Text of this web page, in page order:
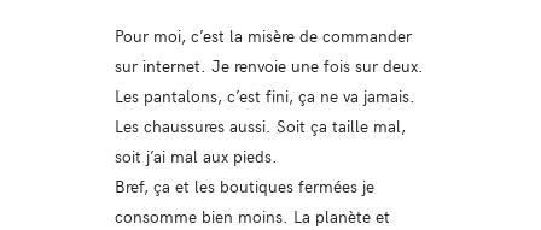
Pour moi, c’est la misère de commander
sur internet. Je renvoie une fois sur deux.
Les pantalons, c’est fini, ça ne va jamais.
Les chaussures aussi. Soit ça taille mal,
soit j’ai mal aux pieds.
Bref, ça et les boutiques fermées je
consomme bien moins. La planète et